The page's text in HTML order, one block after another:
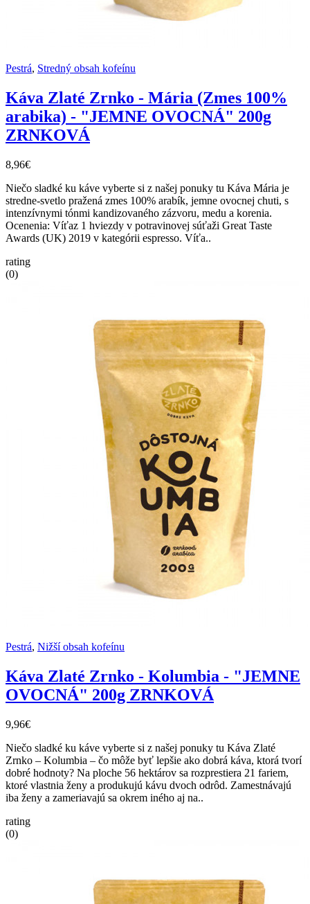
Pestrá, Stredný obsah kofeínu
Káva Zlaté Zrnko - Mária (Zmes 100%
arabika) - "JEMNE OVOCNÁ" 200g
ZRNKOVÁ
8,96€
Niečo sladké ku káve vyberte si z našej ponuky tu Káva Mária je
stredne-svetlo pražená zmes 100% arabík, jemne ovocnej chuti, s
intenzívnymi tónmi kandizovaného zázvoru, medu a korenia.
Ocenenia: Víťaz 1 hviezdy v potravinovej súťaži Great Taste
Awards (UK) 2019 v kategórii espresso. Víťa..
rating
(0)
Pestrá, Nižší obsah kofeínu
Káva Zlaté Zrnko - Kolumbia - "JEMNE
OVOCNÁ" 200g ZRNKOVÁ
9,96€
Niečo sladké ku káve vyberte si z našej ponuky tu Káva Zlaté
Zrnko – Kolumbia – čo môže byť lepšie ako dobrá káva, ktorá tvorí
dobré hodnoty? Na ploche 56 hektárov sa rozprestiera 21 fariem,
ktoré vlastnia ženy a produkujú kávu dvoch odrôd. Zamestnávajú
iba ženy a zameriavajú sa okrem iného aj na..
rating
(0)